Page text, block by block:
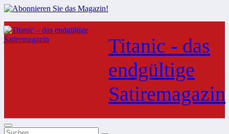
Zum
Inhalt
springen
Titanic - das
endgültige
Satiremagazin